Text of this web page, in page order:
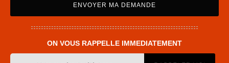
ON VOUS RAPPELLE IMMEDIATEMENT